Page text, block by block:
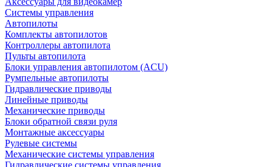
Системы управления
Автопилоты
Комплекты автопилотов
Контроллеры автопилота
Пульты автопилота
Блоки управления автопилотом (ACU)
Румпельные автопилоты
Гидравлические приводы
Линейные приводы
Механические приводы
Блоки обратной связи руля
Монтажные аксессуары
Рулевые системы
Механические системы управления
Гидравлические системы управления